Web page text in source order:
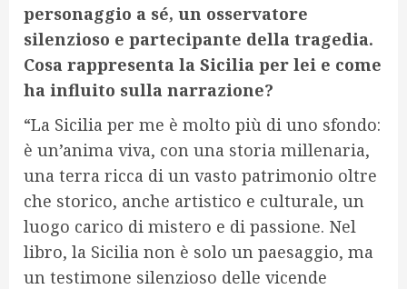
personaggio a sé, un osservatore
silenzioso e partecipante della tragedia.
Cosa rappresenta la Sicilia per lei e come
ha influito sulla narrazione?
“La Sicilia per me è molto più di uno sfondo:
è un’anima viva, con una storia millenaria,
una terra ricca di un vasto patrimonio oltre
che storico, anche artistico e culturale, un
luogo carico di mistero e di passione. Nel
libro, la Sicilia non è solo un paesaggio, ma
un testimone silenzioso delle vicende